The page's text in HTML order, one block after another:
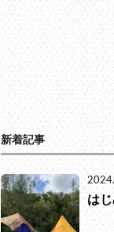
新着記事
は